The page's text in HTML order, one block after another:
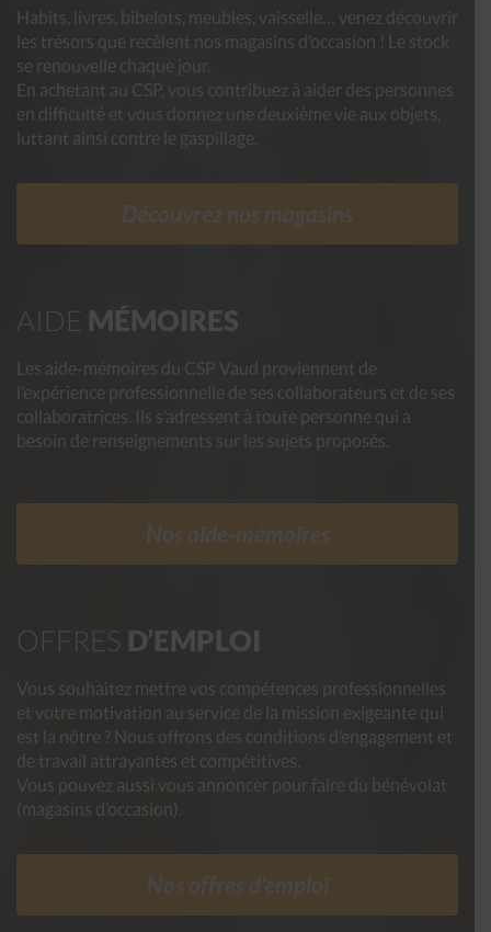
Habits, livres, bibelots, meubles, vaisselle… venez découvrir
les trésors que recèlent nos magasins d’occasion ! Le stock
se renouvelle chaque jour.
En achetant au CSP, vous contribuez à aider des personnes
en difficulté et vous donnez une deuxième vie aux objets,
luttant ainsi contre le gaspillage.
Découvrez nos magasins
AIDE MÉMOIRES
Les aide-mémoires du CSP Vaud proviennent de
l’expérience professionnelle de ses collaborateurs et de ses
collaboratrices. Ils s’adressent à toute personne qui a
besoin de renseignements sur les sujets proposés.
Nos aide-mémoires
OFFRES D’EMPLOI
Vous souhaitez mettre vos compétences professionnelles
et votre motivation au service de la mission exigeante qui
est la nôtre ? Nous offrons des conditions d’engagement et
de travail attrayantes et compétitives.
Vous pouvez aussi vous annoncer pour faire du bénévolat
(magasins d’occasion).
Nos offres d’emploi